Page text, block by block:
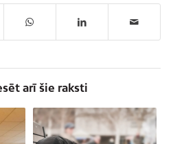
arī šie raksti